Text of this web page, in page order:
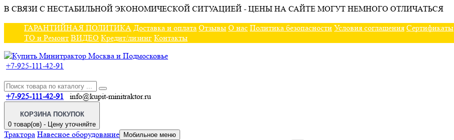
В СВЯЗИ С НЕСТАБИЛЬНОЙ ЭКОНОМИЧЕСКОЙ СИТУАЦИЕЙ - ЦЕНЫ НА САЙТЕ МОГУТ НЕМНОГО ОТЛИЧАТЬСЯ
ГАРАНТИЙНАЯ ПОЛИТИКА Доставка и оплата Отзывы О нас Политика безопасности Условия соглашения Сертификаты
ТО и Ремонт ВИДЕО Кредит/лизинг Контакты
+7-925-111-42-91
+7-925-111-42-91 info@kupit-minitraktor.ru
КОРЗИНА ПОКУПОК
0 товар(ов) - Цену уточняйте
Трактора Навесное оборудование
Мобильное меню